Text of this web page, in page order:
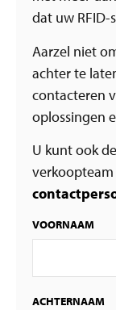
dat uw RFID-
Aarzel niet
achter te
contacteren
oplossingen
U kunt ook
VOORNAAM
ACHTERNAAM